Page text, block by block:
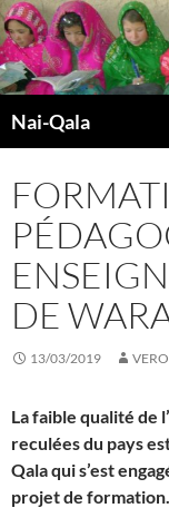
Aller
au
contenu
Nai-Qala
DE
13/03/2019 VERO
La faible qualité de
reculées du pays
Qala qui s’est
projet de formation.